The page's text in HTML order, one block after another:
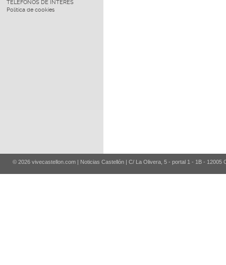
TELÉFONOS DE INTERÉS
Política de cookies
© 2026 vivecastellon.com | Noticias Castellón | C/ La Olivera, 5 - portal 1 - 1B - 12005